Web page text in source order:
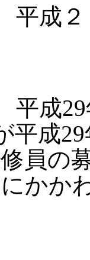
成２
成
成
員の
かか